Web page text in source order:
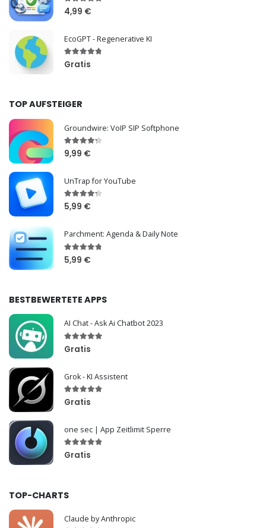
4,99 €
EcoGPT - Regenerative KI
Gratis
TOP AUFSTEIGER
Groundwire: VoIP SIP Softphone
9,99 €
UnTrap for YouTube
5,99 €
Parchment: Agenda & Daily Note
5,99 €
BESTBEWERTETE APPS
AI Chat - Ask Ai Chatbot 2023
Gratis
Grok - KI Assistent
Gratis
one sec | App Zeitlimit Sperre
Gratis
TOP-CHARTS
Claude by Anthropic